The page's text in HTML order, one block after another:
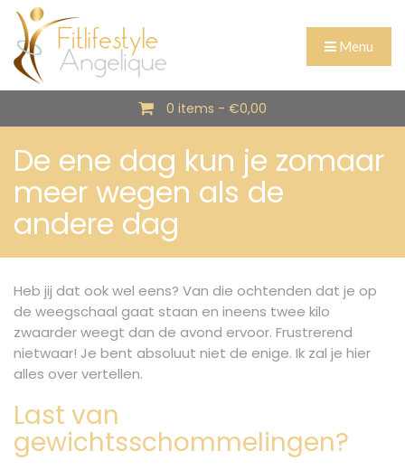
Menu
0 items - €0,00
De ene dag kun je zomaar
meer wegen als de
andere dag
Heb jij dat ook wel eens? Van die ochtenden dat je op
de weegschaal gaat staan en ineens twee kilo
zwaarder weegt dan de avond ervoor. Frustrerend
nietwaar! Je bent absoluut niet de enige. Ik zal je hier
alles over vertellen.
Last van
gewichtsschommelingen?